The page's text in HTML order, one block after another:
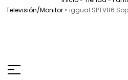
Televisión/Monitor » iggual SPTV86